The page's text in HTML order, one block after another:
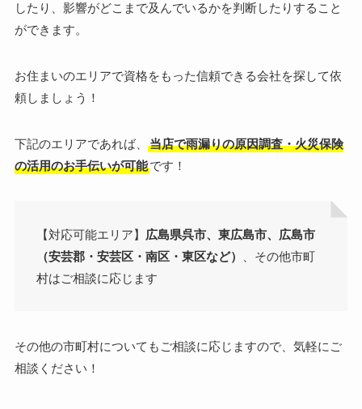
したり、影響がどこまで及んでいるかを判断したりすること
ができます。
お住まいのエリアで資格をもった信頼できる会社を探して依
頼しましょう！
下記のエリアであれば、
当店で雨漏りの原因調査・火災保険
の活用のお手伝いが可能です！
【対応可能エリア】 広島県呉市、東広島市、広島市
（安芸郡・安芸区・南区・東区など）
、その他市町
村はご相談に応じます
その他の市町村についてもご相談に応じますので、気軽にご
相談ください！